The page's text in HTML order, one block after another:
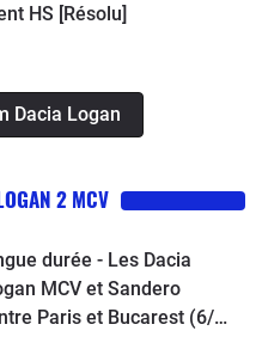
HS [Résolu]
Dacia Logan
2 MCV
durée - Les Dacia
MCV et Sandero
Paris et Bucarest (6/7)